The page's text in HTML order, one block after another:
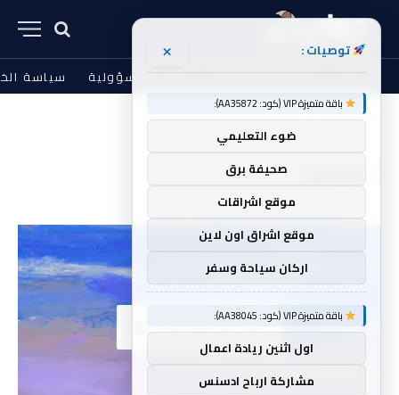
من نحن الشروط والأحكام إخلاء المسؤولية سياسة
الرئيسية » ومفتوح
توصيات : ×
باقة متميزة VIP (كود: AA35872):
ضوء التعليمي
صحيفة برق
موقع اشراقات
موقع اشراق اون لاين
اركان سياحة وسفر
باقة متميزة VIP (كود: AA38045):
اول اثنين ريادة اعمال
مشاركة ارباح ادسنس